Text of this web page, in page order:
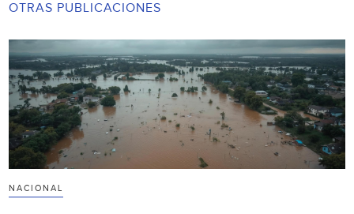
OTRAS PUBLICACIONES
NACIONAL